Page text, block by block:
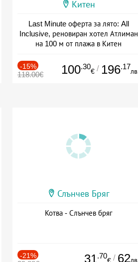
Китен
Last Minute оферта за лято: All
Inclusive, реновиран хотел Атлиман
на 100 м от плажа в Китен
-15%
118.00€ 100.30
€ / 196.17
лв.
Слънчев Бряг
Котва - Слънчев бряг
-21% 31.70
€ / 62лв.